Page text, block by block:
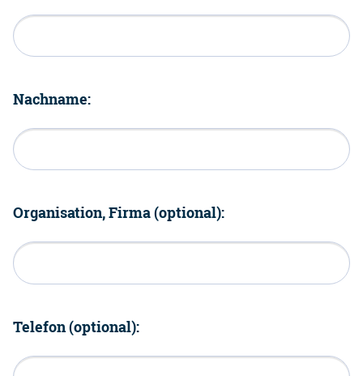
Nachname:
Organisation, Firma (optional):
Telefon (optional):